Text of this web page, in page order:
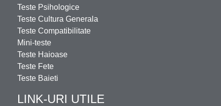
Teste Psihologice
Teste Cultura Generala
Teste Compatibilitate
Mini-teste
Teste Haioase
Teste Fete
Teste Baieti
LINK-URI UTILE